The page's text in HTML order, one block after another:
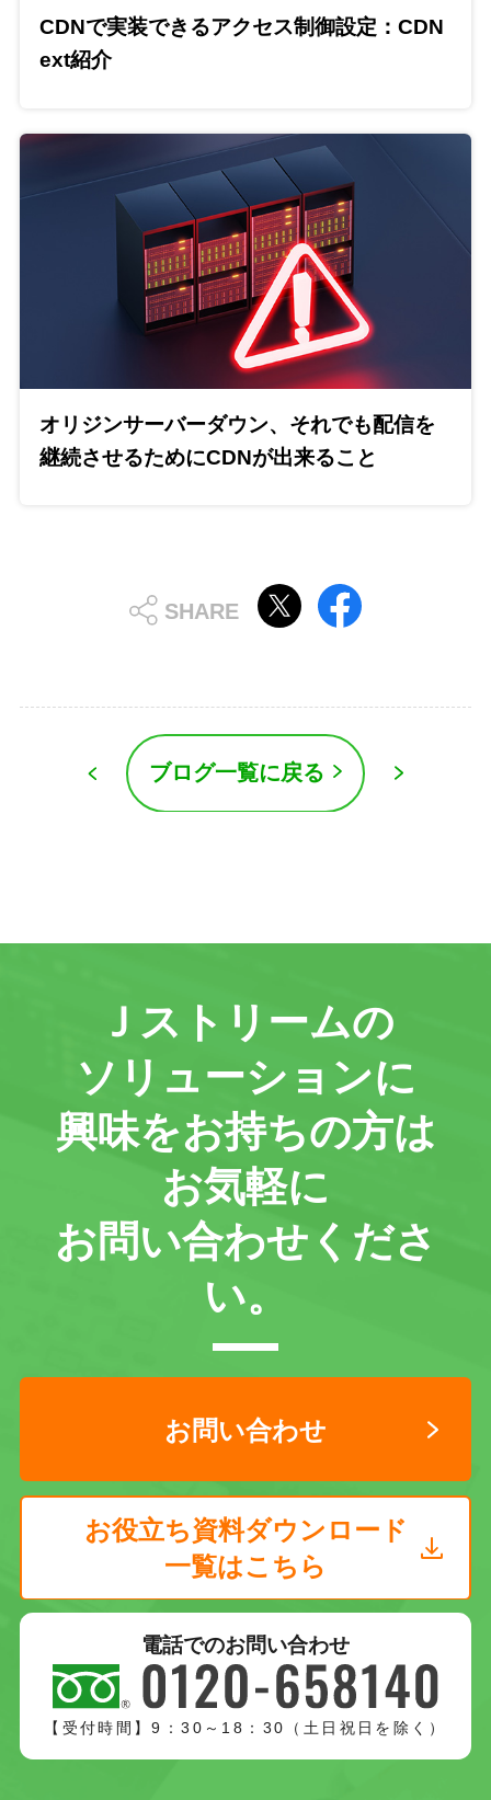
CDNで実装できるアクセス制御設定：CDN
ext紹介
オリジンサーバーダウン、それでも配信を
継続させるためにCDNが出来ること
ブログ一覧に戻る
Ｊストリームの
ソリューションに
興味をお持ちの方は
お気軽に
お問い合わせくださ
い。
お問い合わせ
お役立ち資料ダウンロード
一覧はこちら
電話でのお問い合わせ
【受付時間】9：30～18：30（土日祝日を除く）